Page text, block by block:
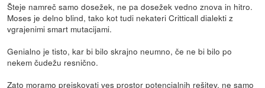
Šteje namreč samo dosežek, ne pa dosežek vedno znova in hitro.
Moses je delno blind, tako kot tudi nekateri Critticall dialekti z
vgrajenimi smart mutacijami.
Genialno je tisto, kar bi bilo skrajno neumno, če ne bi bilo po
nekem čudežu resnično.
Zato moramo preiskovati ves prostor potencialnih rešitev, ne samo